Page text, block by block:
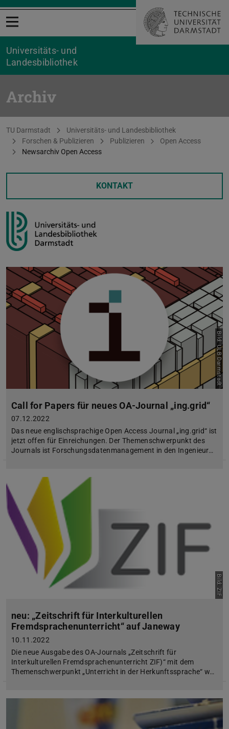
Menü öffnen
Universitäts- und
Landesbibliothek
Archiv
Sie befinden sich hier:
TU Darmstadt
Universitäts- und Landesbibliothek
Forschen & Publizieren
Publizieren
Open Access
Newsarchiv Open Access
KONTAKT
Bild: ULB Darmstadt
Call for Papers für neues OA-Journal „ing.grid“
07.12.2022
Das neue englischsprachige Open Access Journal „ing.grid“ ist
jetzt offen für Einreichungen. Der Themenschwerpunkt des
Journals ist Forschungsdatenmanagement in den Ingenieur…
Bild: ZIF
neu: „Zeitschrift für Interkulturellen
Fremdsprachenunterricht“ auf Janeway
10.11.2022
Die neue Ausgabe des OA-Journals „Zeitschrift für
Interkulturellen Fremdsprachenunterricht ZIF)“ mit dem
Themenschwerpunkt „Unterricht in der Herkunftssprache“ w…